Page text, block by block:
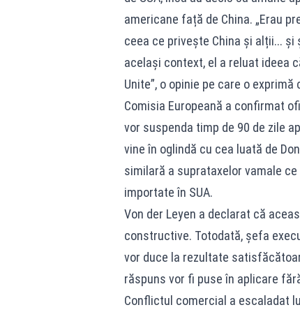
americane față de China. „Erau
ceea ce privește China și alții... și
același context, el a reluat ideea
Unite”, o opinie pe care o
Comisia Europeană a confirmat
vor suspenda timp de 90 de zile
vine în oglindă cu cea luată de
similară a suprataxelor vamale
importate în SUA.
Von der Leyen a declarat că
constructive. Totodată, șefa
vor duce la rezultate
răspuns vor fi puse în aplicare
Conflictul comercial a escaladat